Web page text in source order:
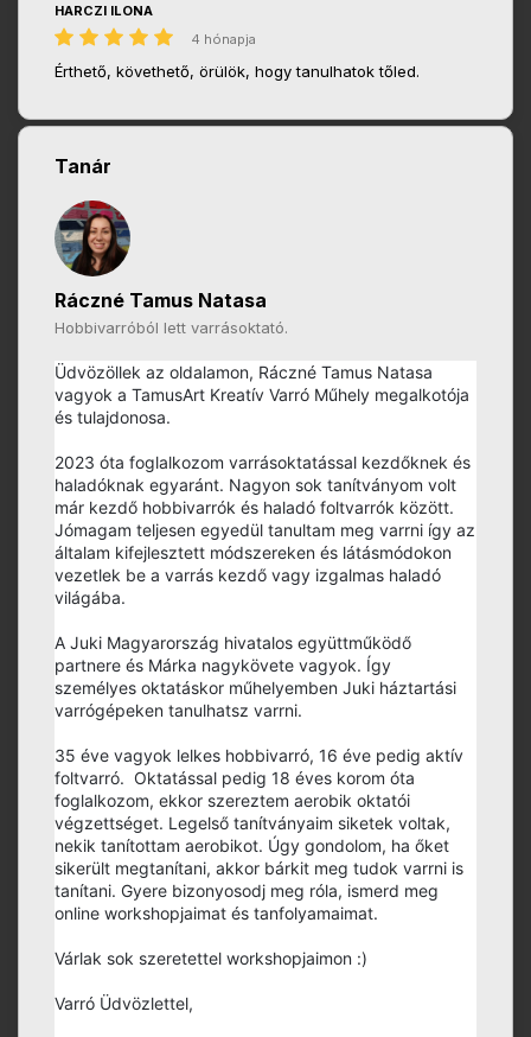
HARCZI ILONA
4 hónapja
Érthető, követhető, örülök, hogy tanulhatok tőled.
Tanár
Ráczné Tamus Natasa
Hobbivarróból lett varrásoktató.
Üdvözöllek az oldalamon, Ráczné Tamus Natasa
vagyok a TamusArt Kreatív Varró Műhely megalkotója
és tulajdonosa.
2023 óta foglalkozom varrásoktatással kezdőknek és
haladóknak egyaránt. Nagyon sok tanítványom volt
már kezdő hobbivarrók és haladó foltvarrók között.
Jómagam teljesen egyedül tanultam meg varrni így az
általam kifejlesztett módszereken és látásmódokon
vezetlek be a varrás kezdő vagy izgalmas haladó
világába.
A Juki Magyarország hivatalos együttműködő
partnere és Márka nagykövete vagyok. Így
személyes oktatáskor műhelyemben Juki háztartási
varrógépeken tanulhatsz varrni.
35 éve vagyok lelkes hobbivarró, 16 éve pedig aktív
foltvarró. Oktatással pedig 18 éves korom óta
foglalkozom, ekkor szereztem aerobik oktatói
végzettséget. Legelső tanítványaim siketek voltak,
nekik tanítottam aerobikot. Úgy gondolom, ha őket
sikerült megtanítani, akkor bárkit meg tudok varrni is
tanítani. Gyere bizonyosodj meg róla, ismerd meg
online workshopjaimat és tanfolyamaimat.
Várlak sok szeretettel workshopjaimon :)
Varró Üdvözlettel,